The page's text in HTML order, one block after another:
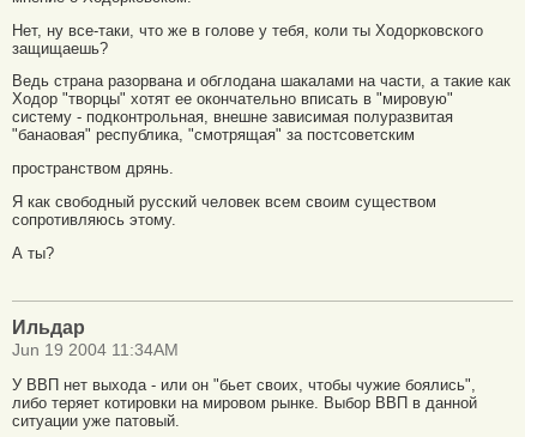
Нет, ну все-таки, что же в голове у тебя, коли ты Ходорковского
защищаешь?
Ведь страна разорвана и обглодана шакалами на части, а такие как
Ходор "творцы" хотят ее окончательно вписать в "мировую"
систему - подконтрольная, внешне зависимая полуразвитая
"банаовая" республика, "смотрящая" за постсоветским
пространством дрянь.
Я как свободный русский человек всем своим существом
сопротивляюсь этому.
А ты?
Ильдар
Jun 19 2004 11:34AM
У ВВП нет выхода - или он "бьет своих, чтобы чужие боялись",
либо теряет котировки на мировом рынке. Выбор ВВП в данной
ситуации уже патовый.